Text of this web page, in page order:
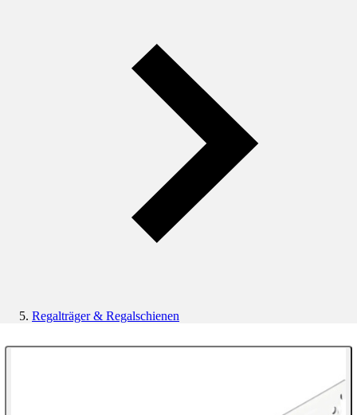
Regalträger & Regalschienen